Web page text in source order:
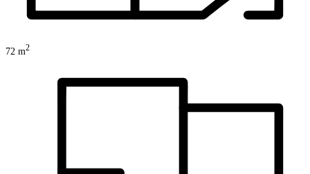
72 m2